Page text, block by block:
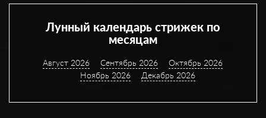
Лунный календарь стрижек по
месяцам
Август 2026 Сентябрь 2026
Октябрь 2026
Ноябрь 2026
Декабрь 2026